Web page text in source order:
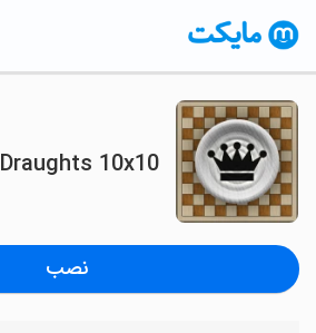
Draughts 10x10
نصب